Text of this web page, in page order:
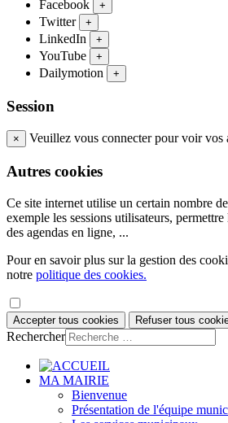
Facebook +
Twitter +
LinkedIn +
YouTube +
Dailymotion +
Session
× Veuillez vous connecter pour voir
Autres cookies
Ce site internet utilise un certain nombre
exemple les sessions utilisateurs,
des agendas en ligne, ...
Pour en savoir plus sur la gestion des
notre politique des cookies.
Accepter tous cookies Refuser tous
Rechercher
MA MAIRIE
Bienvenue
Présentation de l'équipe